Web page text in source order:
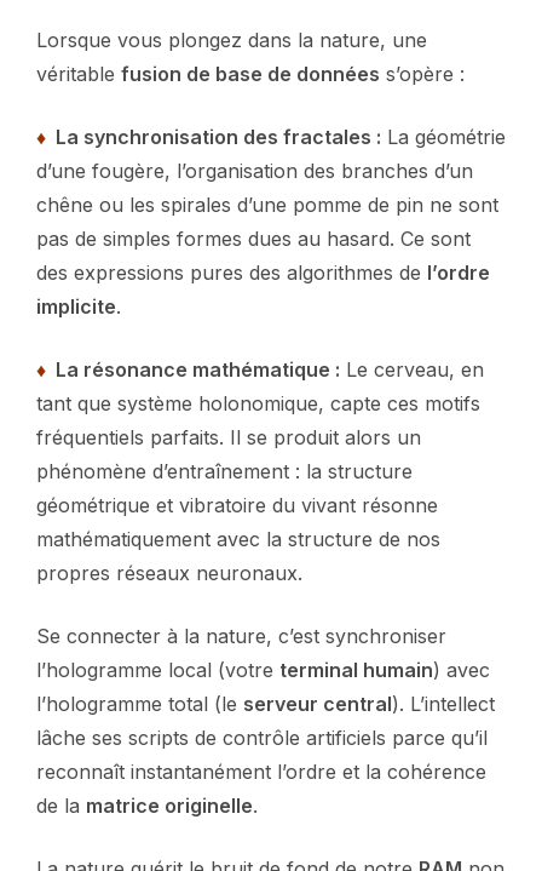
Lorsque vous plongez dans la nature, une
véritable fusion de base de données s’opère :
♦ La synchronisation des fractales : La géométrie
d’une fougère, l’organisation des branches d’un
chêne ou les spirales d’une pomme de pin ne sont
pas de simples formes dues au hasard. Ce sont
des expressions pures des algorithmes de l’ordre
implicite.
♦ La résonance mathématique : Le cerveau, en
tant que système holonomique, capte ces motifs
fréquentiels parfaits. Il se produit alors un
phénomène d’entraînement : la structure
géométrique et vibratoire du vivant résonne
mathématiquement avec la structure de nos
propres réseaux neuronaux.
Se connecter à la nature, c’est synchroniser
l’hologramme local (votre terminal humain) avec
l’hologramme total (le serveur central). L’intellect
lâche ses scripts de contrôle artificiels parce qu’il
reconnaît instantanément l’ordre et la cohérence
de la matrice originelle.